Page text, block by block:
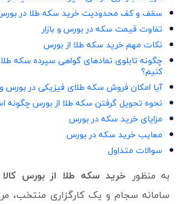
سقف و کف محدودیت خرید سکه طلا در
تفاوت قیمت سکه در بورس و بازار
نکات مهم خرید سکه طلا از بورس
چگونه تابلوی نمادهای گواهی سپرده سکه
کنیم؟
آیا امکان فروش سکه طلای فیزیکی در بورس
نحوه تحویل گرفتن سکه طلا از بورس چگونه
مزایای خرید سکه در بورس
معایب خرید سکه در بورس
سوالات متداول
به منظور خرید سکه طلا از بورس کالا
سامانه سجام و یک کارگزاری منتخب،